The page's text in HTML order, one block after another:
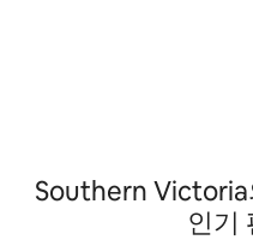
Southern Victoria
인기